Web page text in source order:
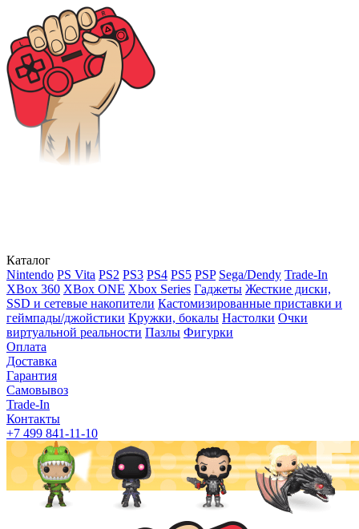
Каталог
Nintendo PS Vita PS2 PS3 PS4 PS5 PSP Sega/Dendy Trade-In
XBox 360 XBox ONE Xbox Series Гаджеты Жесткие диски,
SSD и сетевые накопители Кастомизированные приставки и
геймпады/джойстики Кружки, бокалы Настолки Очки
виртуальной реальности Пазлы Фигурки
Оплата
Доставка
Гарантия
Самовывоз
Trade-In
Контакты
+7 499 841-11-10